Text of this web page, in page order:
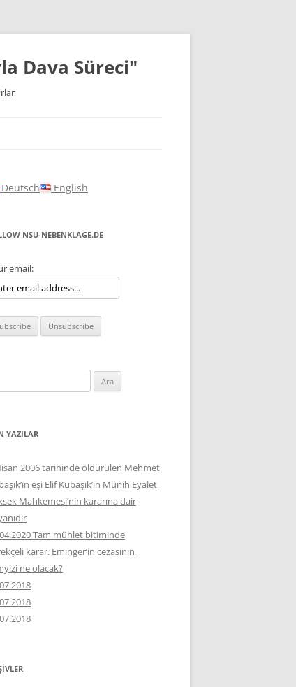
Dava Süreci"
Deutsch English
NSU-NEBENKLAGE.DE
email:
YAZILAR
2006 tarihinde öldürülen Mehmet
eşi Elif Kubaşık’ın Münih Eyalet
Mahkemesi’nin kararına dair
Tam mühlet bitiminde
karar. Eminger’in cezasının
ne olacak?